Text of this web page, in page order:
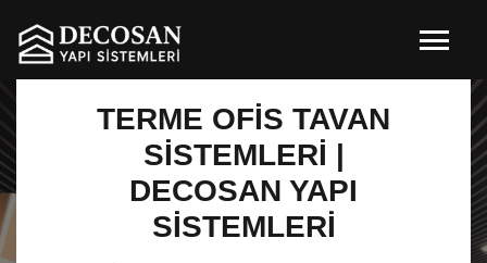
TERME OFIS TAVAN
SISTEMLERI |
DECOSAN YAPI
SISTEMLERI